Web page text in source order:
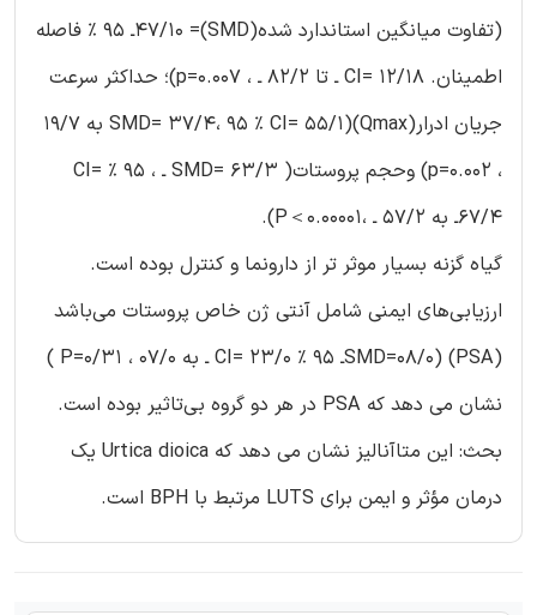
(تفاوت میانگین استاندارد شده(SMD)= 47/10ـ 95 % فاصله
اطمینان. CI= 12/18 ـ تا 82/2 ـ ، p=0.007)؛ حداکثر سرعت
جریان ادرار(Qmax)(SMD= 37/4، 95 % CI= 55/1 به 19/7
، p=0.002) وحجم پروستات( SMD= 63/3 ـ ، 95 % CI=
67/4ـ به 57/2 ـ ،P＜0.00001).
گیاه گزنه بسیار موثر تر از دارونما و کنترل بوده است.
ارزیابی‌های ایمنی شامل آنتی ژن خاص پروستات می‌باشد
(PSA) (SMD=08/0ـ 95 % CI= 23/0 ـ به 07/0 ، P=0/31 )
نشان می دهد که PSA در هر دو گروه بی‌تاثیر بوده است.
بحث: این متاآنالیز نشان می دهد که Urtica dioica یک
درمان مؤثر و ایمن برای LUTS مرتبط با BPH است.